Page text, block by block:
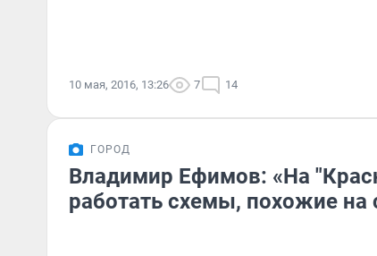
10 мая, 2016, 13:26 7 14
ГОРОД
Владимир Ефимов: «На
работать схемы, похожие на